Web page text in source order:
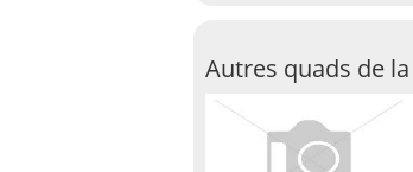
Autres quads de